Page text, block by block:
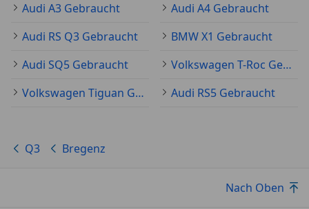
Audi A3 Gebraucht
Audi A4 Gebraucht
Audi RS Q3 Gebraucht
BMW X1 Gebraucht
Audi SQ5 Gebraucht
Volkswagen T-Roc Gebraucht
Volkswagen Tiguan Gebraucht
Audi RS5 Gebraucht
Q3 Bregenz
Nach Oben